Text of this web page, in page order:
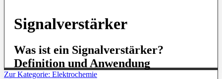
Zur Kategorie: Elektrochemie
Signalverstärker
Was ist ein Signalverstärker?
Definition und Anwendung